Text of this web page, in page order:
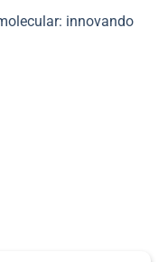
innovando